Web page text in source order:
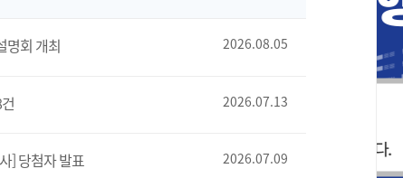
명회 개최 2026.08.05
2026.07.13
] 당첨자 발표 2026.07.09